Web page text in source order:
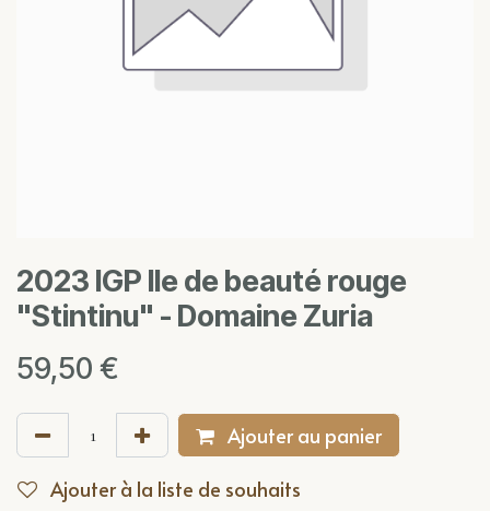
2023 IGP Ile de beauté rouge
"Stintinu" - Domaine Zuria
59,50 €
Ajouter au panier
Ajouter à la liste de souhaits